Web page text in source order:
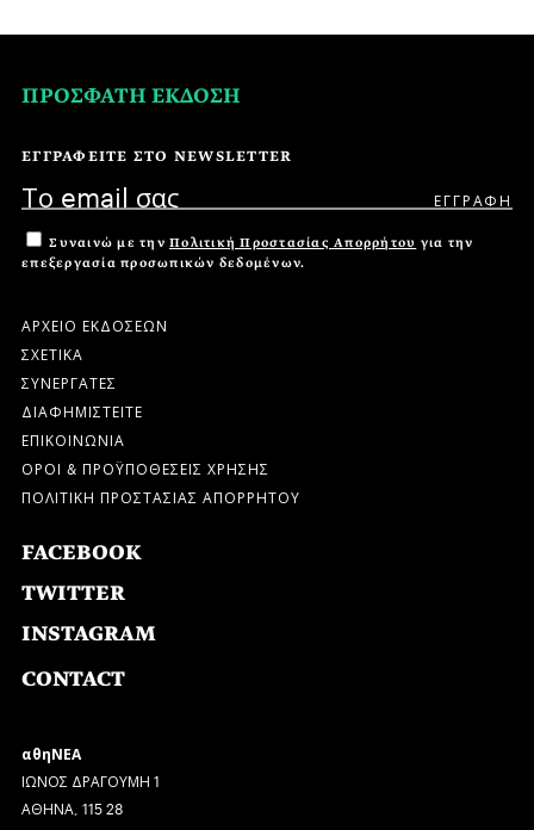
ΠΡΟΣΦΑΤΗ ΕΚΔΟΣΗ
ΕΓΓΡΑΦΕΙΤΕ ΣΤΟ NEWSLETTER
Συναινώ με την Πολιτική Προστασίας Απορρήτου για την
επεξεργασία προσωπικών δεδομένων.
ΑΡΧΕΙΟ ΕΚΔΟΣΕΩΝ
ΣΧΕΤΙΚΑ
ΣΥΝΕΡΓΑΤΕΣ
ΔΙΑΦΗΜΙΣΤΕΙΤΕ
ΕΠΙΚΟΙΝΩΝΙΑ
ΟΡΟΙ & ΠΡΟΫΠΟΘΕΣΕΙΣ ΧΡΗΣΗΣ
ΠΟΛΙΤΙΚΗ ΠΡΟΣΤΑΣΙΑΣ ΑΠΟΡΡΗΤΟΥ
FACEBOOK
TWITTER
INSTAGRAM
CONTACT
αθηΝΕΑ
ΙΩΝΟΣ ΔΡΑΓΟΥΜΗ 1
ΑΘΗΝΑ, 115 28